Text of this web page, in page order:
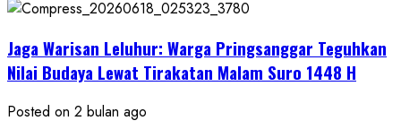
Jaga Warisan Leluhur: Warga Pringsanggar Teguhkan
Nilai Budaya Lewat Tirakatan Malam Suro 1448 H
Posted on 2 bulan ago